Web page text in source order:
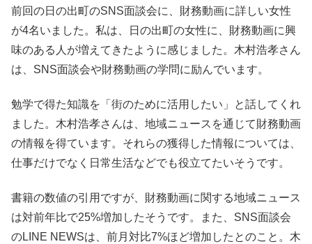
前回の日の出町のSNS面談会に、財務動画に詳しい女性
が4名いました。私は、日の出町の女性に、財務動画に興
味のある人が増えてきたように感じました。木村浩孝さん
は、SNS面談会や財務動画の学問に励んでいます。
勉学で得た知識を「街のために活用したい」と話してくれ
ました。木村浩孝さんは、地域ニュースを通じて財務動画
の情報を得ています。それらの獲得した情報については、
仕事だけでなく日常生活などでも役立てたいそうです。
書籍の数値の引用ですが、財務動画に関する地域ニュース
は対前年比で25%増加したそうです。また、SNS面談会
のLINE NEWSは、前月対比7%ほど増加したとのこと。木